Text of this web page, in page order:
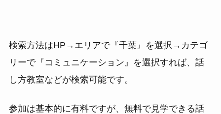
検索方法はHP→エリアで『千葉』を選択→カテゴ
リーで『コミュニケーション』を選択すれば、話
し方教室などが検索可能です。
参加は基本的に有料ですが、無料で見学できる話